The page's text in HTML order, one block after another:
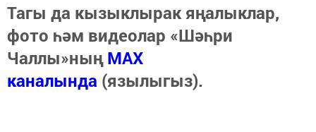
Тагы да кызыклырак яңалыклар,
фото һәм видеолар «Шәһри
Чаллы»ныңMAX
каналында (язылыгыз).